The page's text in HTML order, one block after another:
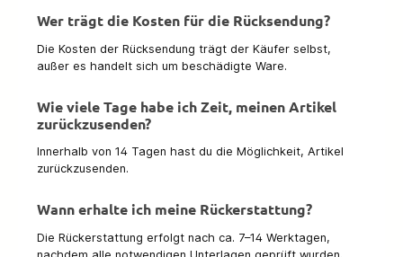
Wer trägt die Kosten für die Rücksendung?
Die Kosten der Rücksendung trägt der Käufer selbst,
außer es handelt sich um beschädigte Ware.
Wie viele Tage habe ich Zeit, meinen Artikel
zurückzusenden?
Innerhalb von 14 Tagen hast du die Möglichkeit, Artikel
zurückzusenden.
Wann erhalte ich meine Rückerstattung?
Die Rückerstattung erfolgt nach ca. 7–14 Werktagen,